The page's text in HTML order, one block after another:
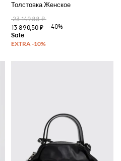
Толстовка Женское
23 149,88 ₽
13 890,50 ₽
-40%